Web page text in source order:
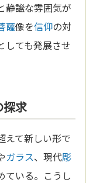
静謐な雰囲気が
薩像を信仰の対
しても発展させ
求
えて新しい形で
ガラス、現代彫
ている。こうし